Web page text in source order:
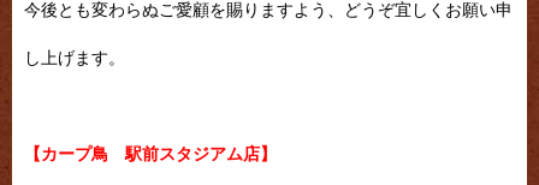
今後とも変わらぬご愛顧を賜りますよう、どうぞ宜しくお願い申
し上げます。
【カープ鳥 駅前スタジアム店】